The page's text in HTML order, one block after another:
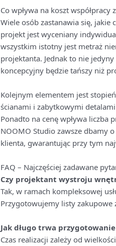
Co wpływa na koszt współpracy
Wiele osób zastanawia się, jakie
projekt jest wyceniany
wszystkim istotny jest metraż
projektanta. Jednak to nie
koncepcyjny będzie tańszy niż
Kolejnym elementem jest
ścianami i zabytkowymi
Ponadto na cenę wpływa liczba
NOOMO Studio zawsze dbamy
klienta, gwarantując przy tym
FAQ – Najczęściej zadawane
Czy projektant wystroju
Tak, w ramach kompleksowej
Przygotowujemy listy
Jak długo trwa
Czas realizacji zależy od